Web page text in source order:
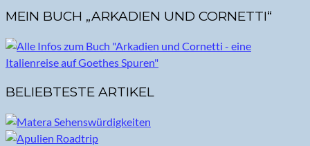
MEIN BUCH „ARKADIEN UND CORNETTI“
BELIEBTESTE ARTIKEL